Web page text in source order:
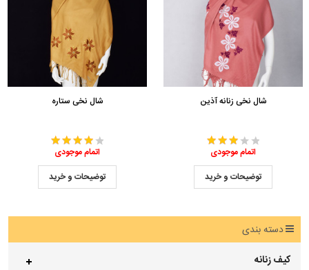
شال نخی زنانه آذین
اتمام موجودی
توضیحات و خرید
شال نخی ستاره
اتمام موجودی
توضیحات و خرید
دسته بندی
کیف زنانه